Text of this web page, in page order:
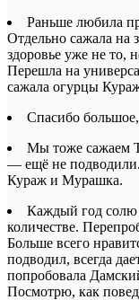
Раньше любила
Отдельно сажала на
здоровье уже не то,
Перешла на
сажала огурцы
Спасибо
Мы тоже сажаем
— ещё не подводили.
Кураж и Мурашка.
Каждый год
количестве.
Больше всего
подводил, всегда
попробовала
Посмотрю, как